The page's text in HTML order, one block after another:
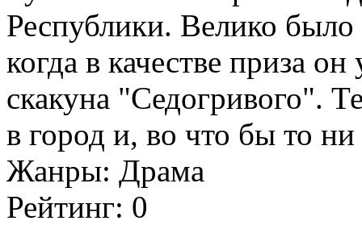
Республики. Велико
когда в качестве приза
скакуна "Седогривого".
в город и, во что бы то ни
Жанры: Драма
Рейтинг: 0